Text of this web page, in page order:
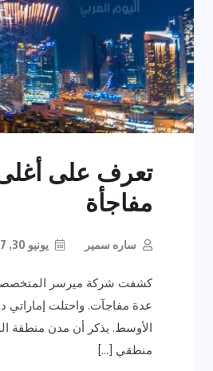
تعرف على أغلى
مفاجأة
ساره سمير يونيو 30, 2017
عدة مفاجآت. واحتلت إماراتي
الأوسط. يذكر أن مدن منطقة
منطقي […]